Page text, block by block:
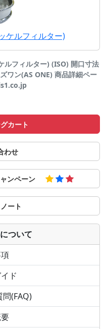
ケルフィルター)
ルフィルター) (ISO) 開口寸法
ワン(AS ONE) 商品詳細ペー
カート
わせ
ンペーン
ート
について
ド
問(FAQ)